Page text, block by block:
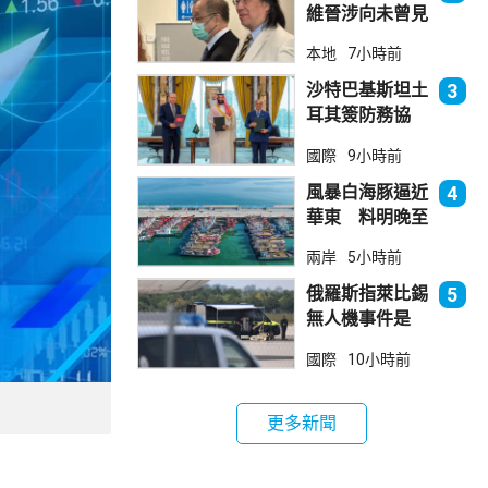
維晉涉向未曾見
委會繼續聆訊
本地 7小時前
沙特巴基斯坦土
耳其簽防務協
林團結
3
國際 9小時前
風暴白海豚逼近
華東 料明晚至
帶
4
兩岸 5小時前
俄羅斯指萊比錫
無人機事件是
5
國際 10小時前
更多新聞